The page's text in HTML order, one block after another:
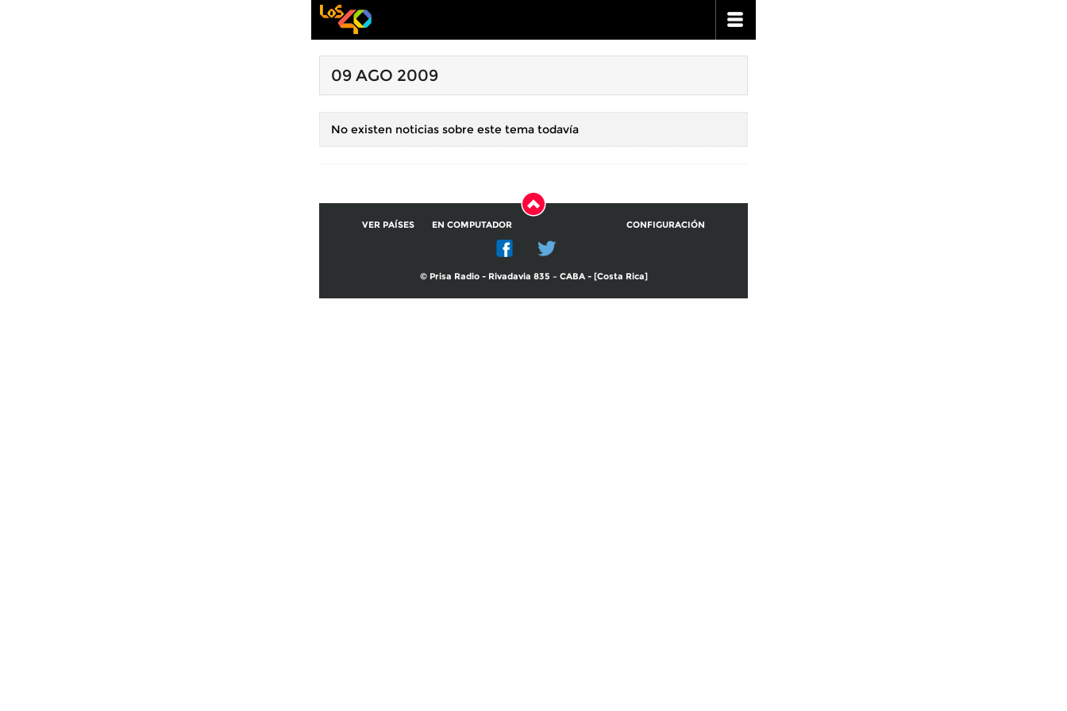
09 AGO 2009
No existen noticias sobre este tema todavía
VER PAÍSES EN COMPUTADOR CONFIGURACIÓN
© Prisa Radio - Rivadavia 835 – CABA - [Costa Rica]